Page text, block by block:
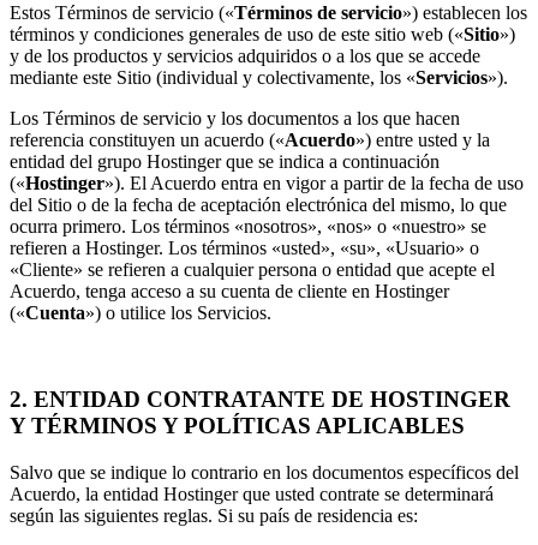
Estos Términos de servicio («Términos de servicio») establecen los
términos y condiciones generales de uso de este sitio web («Sitio»)
y de los productos y servicios adquiridos o a los que se accede
mediante este Sitio (individual y colectivamente, los «Servicios»).
Los Términos de servicio y los documentos a los que hacen
referencia constituyen un acuerdo («Acuerdo») entre usted y la
entidad del grupo Hostinger que se indica a continuación
(«Hostinger»). El Acuerdo entra en vigor a partir de la fecha de uso
del Sitio o de la fecha de aceptación electrónica del mismo, lo que
ocurra primero. Los términos «nosotros», «nos» o «nuestro» se
refieren a Hostinger. Los términos «usted», «su», «Usuario» o
«Cliente» se refieren a cualquier persona o entidad que acepte el
Acuerdo, tenga acceso a su cuenta de cliente en Hostinger
(«Cuenta») o utilice los Servicios.
2. ENTIDAD CONTRATANTE DE HOSTINGER
Y TÉRMINOS Y POLÍTICAS APLICABLES
Salvo que se indique lo contrario en los documentos específicos del
Acuerdo, la entidad Hostinger que usted contrate se determinará
según las siguientes reglas. Si su país de residencia es: